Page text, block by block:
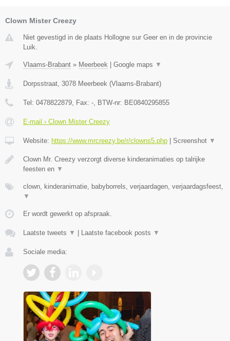
Clown Mister Creezy
Niet gevestigd in de plaats Hollogne sur Geer en in de provincie
Luik.
Vlaams-Brabant » Meerbeek Google maps ▼
Dorpsstraat, 3078 Meerbeek (Vlaams-Brabant)
Tel: 0478822879, Fax: -, BTW-nr: BE0840295855
E-mail › Clown Mister Creezy
Website: https://www.mrcreezy.be/r/clowns5.php Screenshot ▼
Clown Mr. Creezy verzorgt diverse kinderanimaties op talrijke
feesten en ▼
clown, kinderanimatie, babyborrels, verjaardagen, verjaardagsfeest,
▼
Er wordt gewerkt op afspraak.
Laatste tweets ▼ Laatste facebook posts ▼
Sociale media: